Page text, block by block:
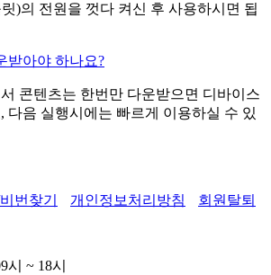
)의 전원을 껏다 켜신 후 사용하시면 됩
받아야 하나요?
콘텐츠는 한번만 다운받으면 디바이스
다음 실행시에는 빠르게 이용하실 수 있
번찾기 개인정보처리방침 회원탈퇴
시 ~ 18시